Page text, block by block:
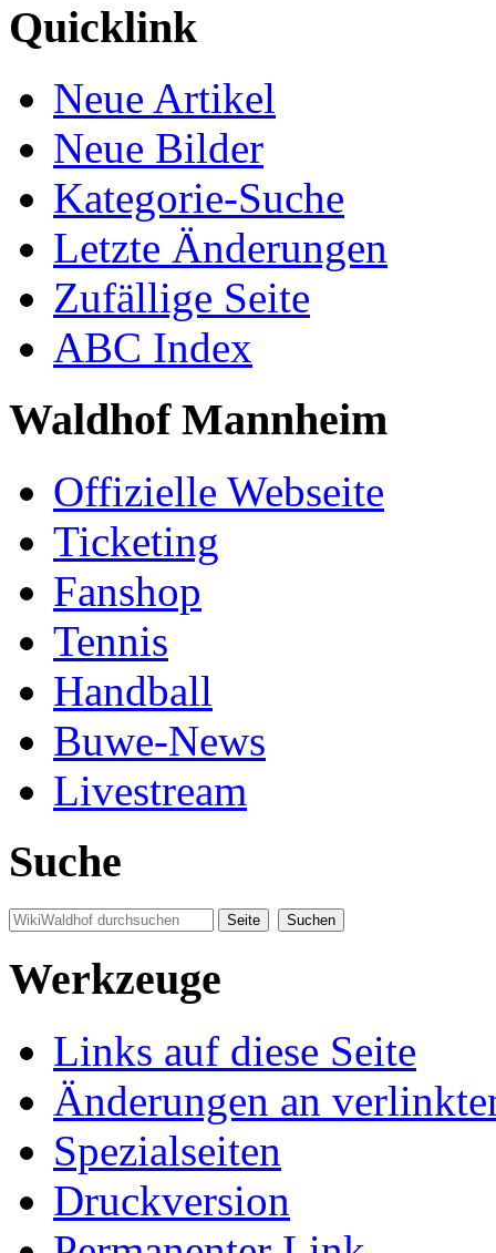
Quicklink
Neue Artikel
Neue Bilder
Kategorie-Suche
Letzte Änderungen
Zufällige Seite
ABC Index
Waldhof Mannheim
Offizielle Webseite
Ticketing
Fanshop
Tennis
Handball
Buwe-News
Livestream
Suche
Werkzeuge
Links auf diese Seite
Änderungen an
Spezialseiten
Druckversion